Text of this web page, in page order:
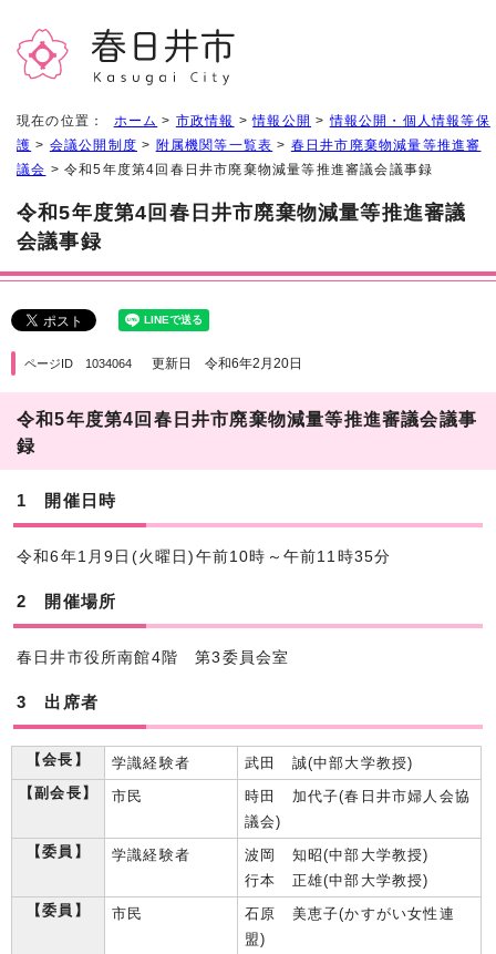
現在の位置： ホーム > 市政情報 >情報公開 >情報公開・個人情報等保
護 > 会議公開制度 > 附属機関等一覧表 > 春日井市廃棄物減量等推進審
議会 > 令和5年度第4回春日井市廃棄物減量等推進審議会議事録
令和5年度第4回春日井市廃棄物減量等推進審議
会議事録
ページID 1034064 更新日 令和6年2月20日
令和5年度第4回春日井市廃棄物減量等推進審議会議事
録
1 開催日時
令和6年1月9日(火曜日)午前10時～午前11時35分
2 開催場所
春日井市役所南館4階 第3委員会室
3 出席者
【会長】 学識経験者
武田 誠(中部大学教授)
【副会長】
市民
時田 加代子(春日井市婦人会協
議会)
【委員】
学識経験者
波岡 知昭(中部大学教授)
行本 正雄(中部大学教授)
【委員】
市民
石原 美恵子(かすがい女性連
盟)